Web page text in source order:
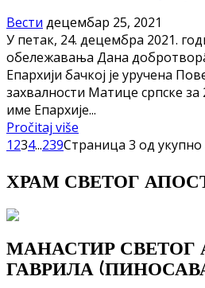
Вести децембар 25, 2021
У петак, 24. децембра 2021.
обележавања Дана
Епархији бачкој је уручена
захвалности Матице српске за
име Епархије...
Pročitaj više
1234...239Страница 3 од укупно
ХРАМ СВЕТОГ
МАНАСТИР СВЕТОГ
ГАВРИЛА